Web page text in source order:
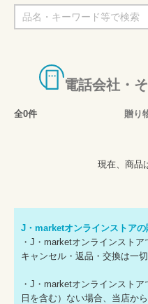
電話会社・
全0件 贈り
現在、商品
J・marketオンラインストア
・J・marketオンラインスト
キャンセル・返品・交換は一
・J・marketオンラインスト
日を含む）ない場合、当店か